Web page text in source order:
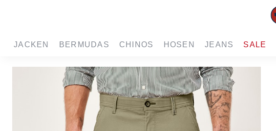
JACKEN BERMUDAS CHINOS HOSEN JEANS SALE
Bildergalerie überspringen